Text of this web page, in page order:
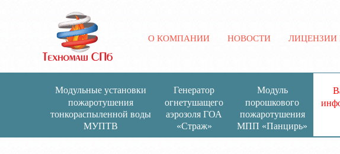
О КОМПАНИИ НОВОСТИ ЛИЦЕНЗИИ
Модульные установки
пожаротушения
тонкораспыленной воды
МУПТВ
Генератор
огнетушащего
аэрозоля ГОА
«Страж»
Модуль
порошкового
пожаротушения
МПП «Панцирь»